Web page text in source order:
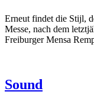
Erneut findet die Stijl,
Messe, nach dem
Freiburger Mensa
Sound